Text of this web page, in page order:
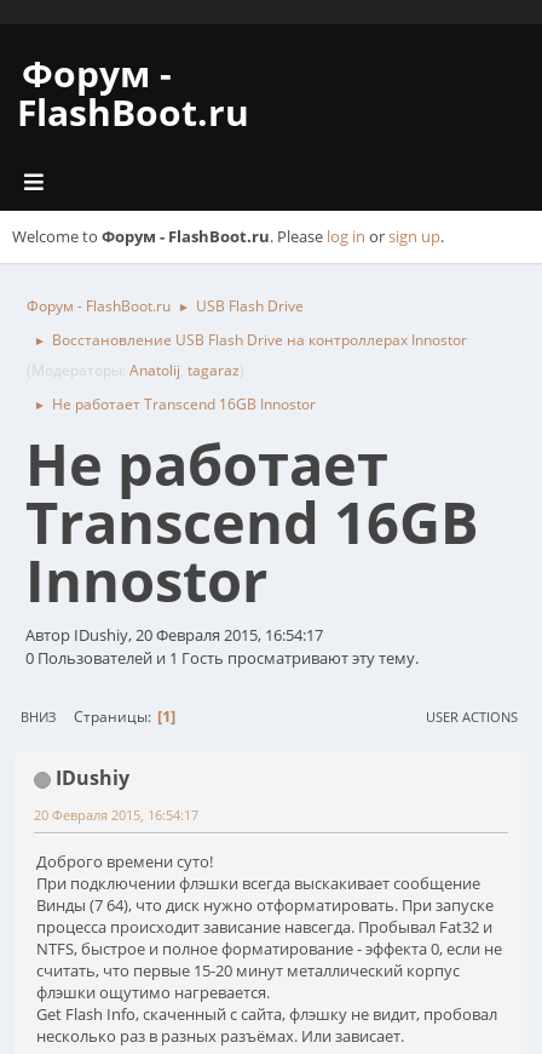
Форум -
FlashBoot.ru
Welcome to Форум - FlashBoot.ru. Please log in orsign up.
Форум - FlashBoot.ru ► USB Flash Drive
►
Восстановление USB Flash Drive на контроллерах Innostor
(Модераторы: Anatolij, tagaraz)
► Не работает Transcend 16GB Innostor
Не работает
Transcend 16GB
Innostor
Автор IDushiy, 20 Февраля 2015, 16:54:17
0 Пользователей и 1 Гость просматривают эту тему.
ВНИЗ Страницы 1 USER ACTIONS
IDushiy
20 Февраля 2015, 16:54:17
Доброго времени суто!
При подключении флэшки всегда выскакивает сообщение
Винды (7 64), что диск нужно отформатировать. При запуске
процесса происходит зависание навсегда. Пробывал Fat32 и
NTFS, быстрое и полное форматирование - эффекта 0, если не
считать, что первые 15-20 минут металлический корпус
флэшки ощутимо нагревается.
Get Flash Info, скаченный с сайта, флэшку не видит, пробовал
несколько раз в разных разъёмах. Или зависает.